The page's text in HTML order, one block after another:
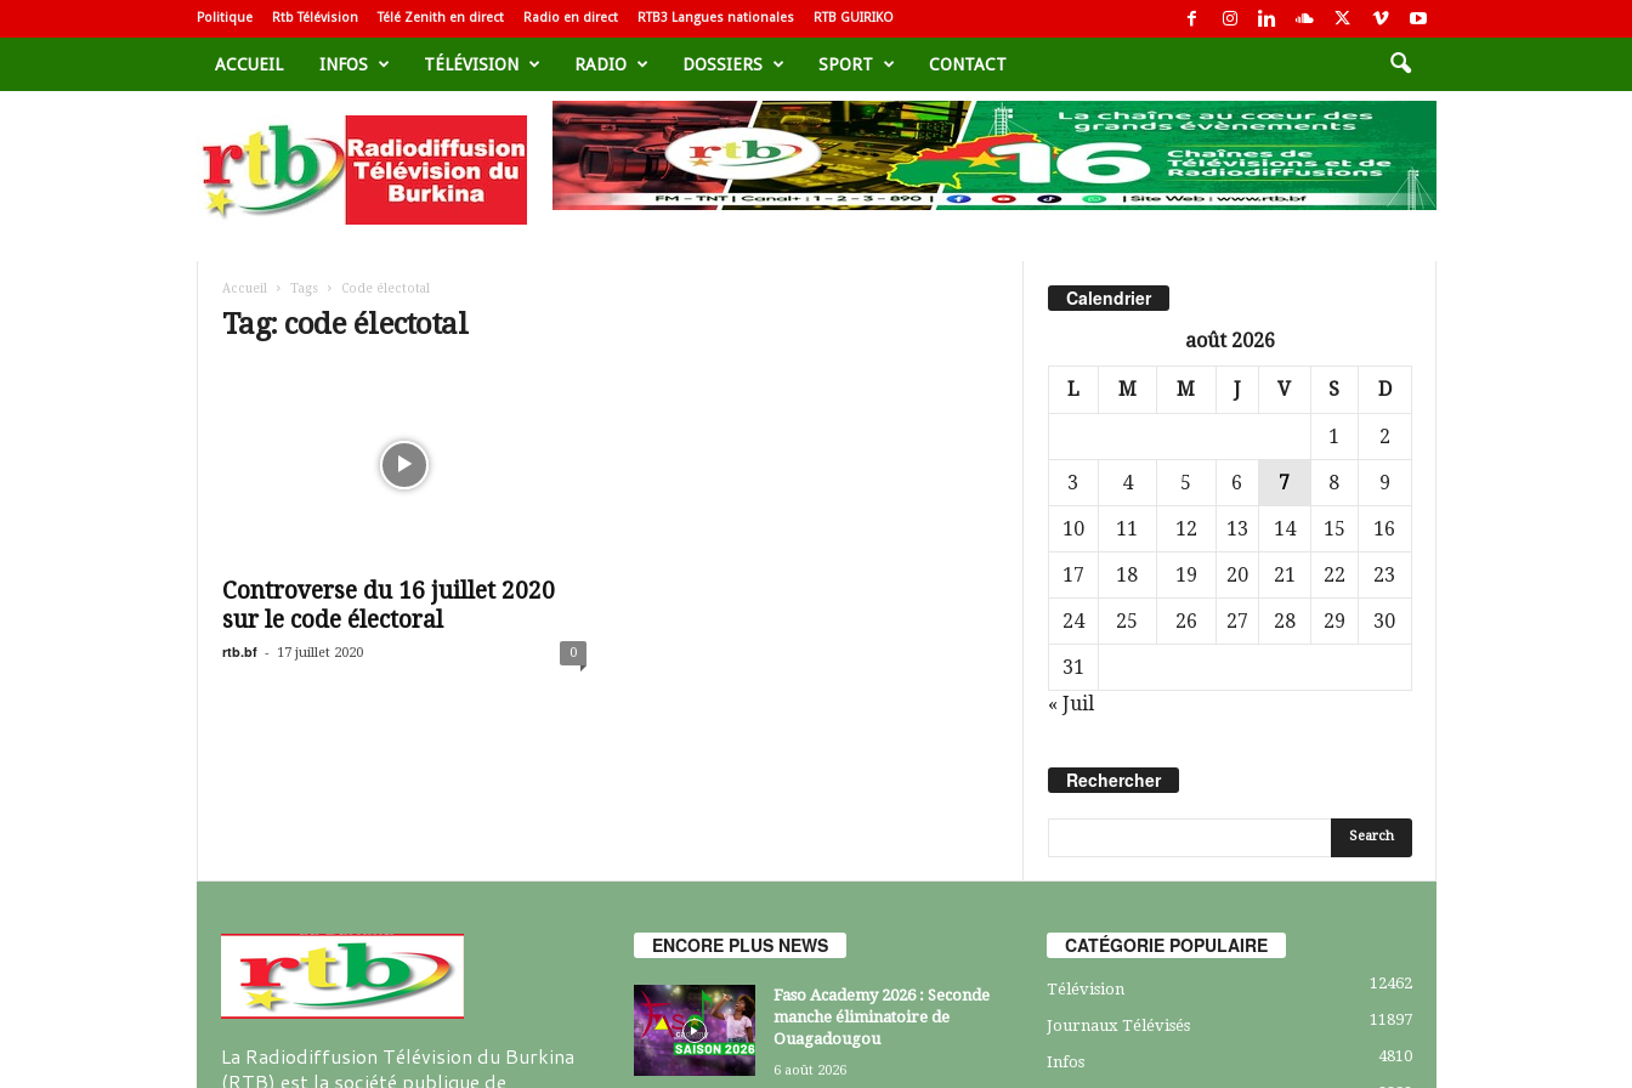
Politique Rtb Télévision Télé Zenith en direct Radio en direct RTB3 Langues nationales RTB GUIRIKO
ACCUEIL INFOS TÉLÉVISION RADIO DOSSIERS SPORT CONTACT
d
i
i
Accueil Tags Code électotal
Tag: code électotal
Controverse du 16 juillet 2020
sur le code électoral
rtb.bf - 17 juillet 2020 0
Calendrier
août 2026
L M M J V S D
1
2
3
4 5 6 7 8
9
10
11 12 13 14 15
16
17
18 19 20 21 22
23
24
25 26 27 28 29
30
31
« Juil
Rechercher
La Radiodiffusion Télévision du Burkina
(RTB) est la société publique de
ENCORE PLUS NEWS
Faso Academy 2026 : Seconde
manche éliminatoire de
Ouagadougou
6 août 2026
CATÉGORIE POPULAIRE
Télévision 12462
Journaux Télévisés 11897
Infos
4810